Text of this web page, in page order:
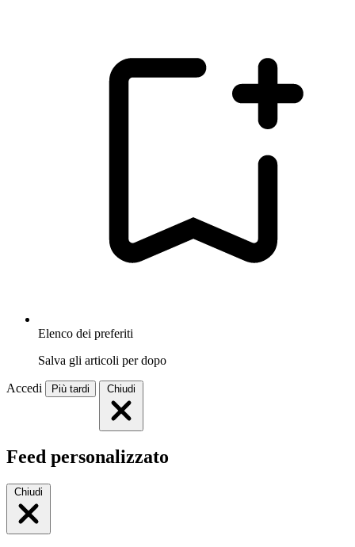
Elenco dei preferiti
Salva gli articoli per dopo
Accedi Più tardi Chiudi
Feed personalizzato
Chiudi